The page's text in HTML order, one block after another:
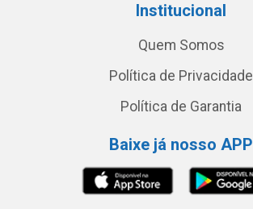
Institucional
Quem Somos
Política de Privacidade
Política de Garantia
Baixe já nosso APP